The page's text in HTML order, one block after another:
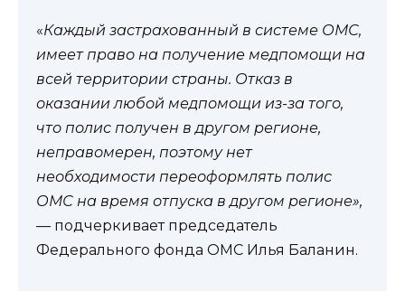
«Каждый застрахованный в системе ОМС,
имеет право на получение медпомощи на
всей территории страны. Отказ в
оказании любой медпомощи из-за того,
что полис получен в другом регионе,
неправомерен, поэтому нет
необходимости переоформлять полис
ОМС на время отпуска в другом регионе»,
— подчеркивает председатель
Федерального фонда ОМС Илья Баланин.